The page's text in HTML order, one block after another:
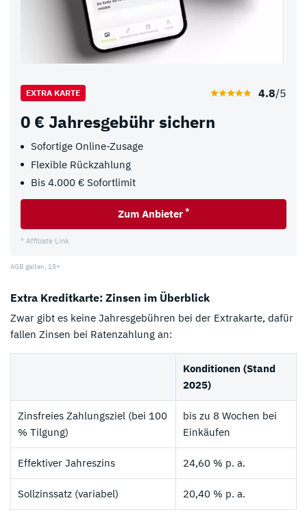
EXTRA KARTE 4.8/5
0 € Jahresgebühr sichern
Sofortige Online-Zusage
Flexible Rückzahlung
Bis 4.000 € Sofortlimit
Zum Anbieter *
* Affiliate Link
AGB gelten, 18+
Extra Kreditkarte: Zinsen im Überblick
Zwar gibt es keine Jahresgebühren bei der Extrakarte, dafür
fallen Zinsen bei Ratenzahlung an:
Konditionen (Stand
2025)
Zinsfreies Zahlungsziel (bei 100
% Tilgung)
bis zu 8 Wochen bei
Einkäufen
Effektiver Jahreszins 24,60 % p. a.
Sollzinssatz (variabel) 20,40 % p. a.